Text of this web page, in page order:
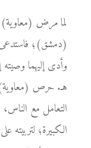
لما مرض
(دمشق)؛
هـ. حرص (معاوية)
التعامل مع
الكبيرة؛ لتربيته